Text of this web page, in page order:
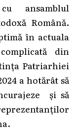
ansamblul
Română.
în actuala
din
Patriarhiei
a hotărât să
și să